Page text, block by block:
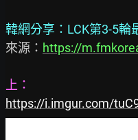
韓網分享：LCK第3-5輪
來源： https://
上：
https://i.imgur.com/